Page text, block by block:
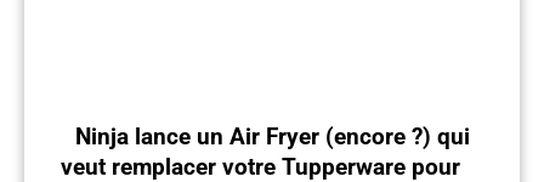
Ninja lance un Air Fryer (encore ?) qui
veut remplacer votre Tupperware pour le